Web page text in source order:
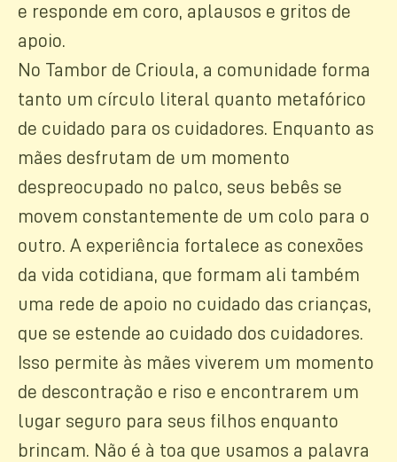
e responde em coro, aplausos e gritos de
apoio.
No Tambor de Crioula, a comunidade forma
tanto um círculo literal quanto metafórico
de cuidado para os cuidadores. Enquanto as
mães desfrutam de um momento
despreocupado no palco, seus bebês se
movem constantemente de um colo para o
outro. A experiência fortalece as conexões
da vida cotidiana, que formam ali também
uma rede de apoio no cuidado das crianças,
que se estende ao cuidado dos cuidadores.
Isso permite às mães viverem um momento
de descontração e riso e encontrarem um
lugar seguro para seus filhos enquanto
brincam. Não é à toa que usamos a palavra